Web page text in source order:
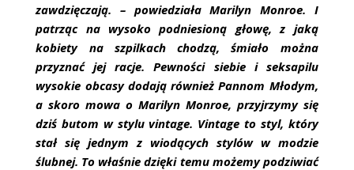
ŚLUBNE STYLE
MAGAZYNY
ARCHIWUM
zawdzięczają. – powiedziała Marilyn Monroe. I
patrząc na wysoko podniesioną głowę, z jaką
kobiety na szpilkach chodzą, śmiało można
przyznać jej racje. Pewności siebie i seksapilu
wysokie obcasy dodają również Pannom Młodym,
a skoro mowa o Marilyn Monroe, przyjrzymy się
dziś butom w stylu vintage. Vintage to styl, który
stał się jednym z wiodących stylów w modzie
ślubnej. To właśnie dzięki temu możemy podziwiać